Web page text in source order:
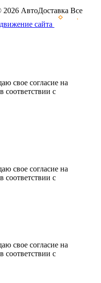
2026 АвтоДоставка Все
сайта
свое согласие на
соответствии с
свое согласие на
соответствии с
свое согласие на
соответствии с